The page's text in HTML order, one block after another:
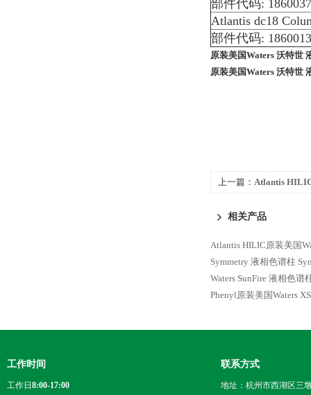
部件代码:
Atlantis dc18
部件代码:
原装美国Waters 沃特世
原装美国Waters 沃特世
上一篇： Atlantis
相关产品
Atlantis HILIC原装美国
Symmetry 液相色谱柱
Waters SunFire 液相色谱
Phenyl原装美国Waters
工作时间
工作日8:00-17:00
联系方式
地址：杭州市西湖区三